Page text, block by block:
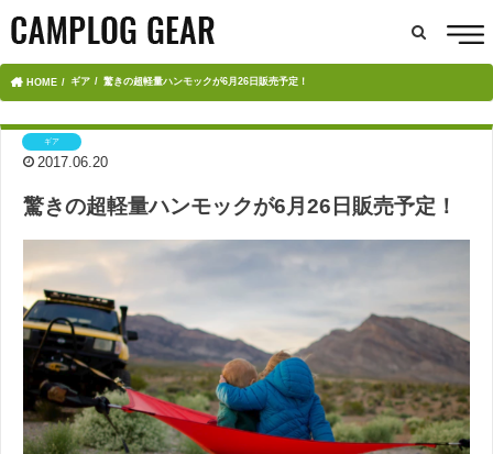
HOME ギア 驚きの超軽量ハンモックが6月26日販売予定！
ギア
2017.06.20
驚きの超軽量ハンモックが6月26日販売予定！